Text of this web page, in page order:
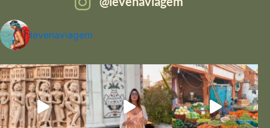
levenaviagem